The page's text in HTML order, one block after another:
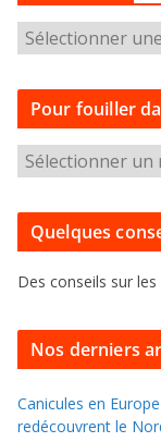
t
g
e
s
Pour fouiller
u
o
l
l
e
Quelques
Des conseils sur les
Nos derniers
Canicules en
redécouvrent le